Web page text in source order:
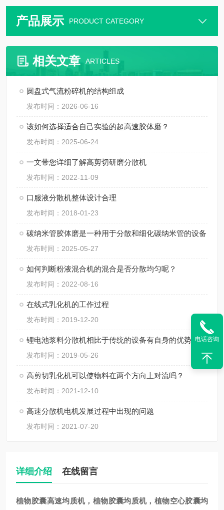
产品展示 PRODUCT CATEGORY
相关文章 ARTICLES
圆盘式气流粉碎机的结构组成
发布时间：2026-06-16
该如何选择适合自己实验的超高速胶体磨？
发布时间：2025-06-24
一文带您详细了解高剪切研磨分散机
发布时间：2022-11-09
口服液分散机整体设计合理
发布时间：2018-01-23
碳纳米管胶体磨是一种用于分散和细化碳纳米管的设备
发布时间：2025-05-27
如何判断粉液混合机的混合是否分散均匀呢？
发布时间：2022-08-16
在线式乳化机的工作过程
发布时间：2019-12-20
锂电池浆料分散机相比于传统的设备有自身的优势
发布时间：2019-05-26
高剪切乳化机可以使物料在两个方向上对流吗？
发布时间：2021-12-10
高速分散机电机发展过程中出现的问题
发布时间：2021-07-20
详细介绍 在线留言
植物胶囊高速均质机，植物胶囊均质机，植物空心胶囊均
电话咨询